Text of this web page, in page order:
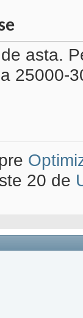
asta.
25000-
20 de